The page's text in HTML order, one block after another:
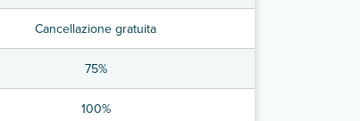
Cancellazione gratuita
75%
100%